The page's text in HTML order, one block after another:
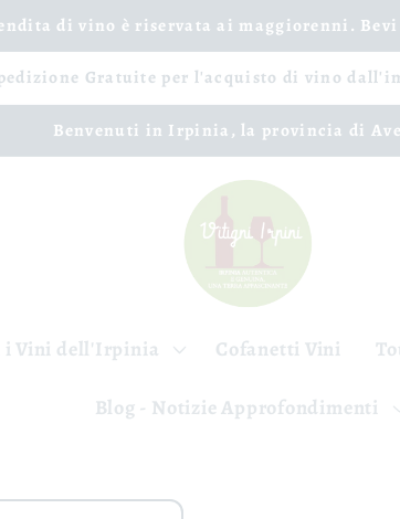
di vino è riservata ai maggiorenni. Bevi
Gratuite per l'acquisto di vino
Benvenuti in Irpinia, la provincia di
Vini dell'Irpinia Cofanetti Vini
Blog - Notizie Approfondimenti